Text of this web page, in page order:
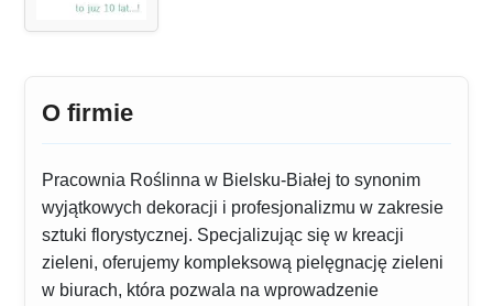
O firmie
Pracownia Roślinna w Bielsku-Białej to synonim
wyjątkowych dekoracji i profesjonalizmu w zakresie
sztuki florystycznej. Specjalizując się w kreacji
zieleni, oferujemy kompleksową pielęgnację zieleni
w biurach, która pozwala na wprowadzenie